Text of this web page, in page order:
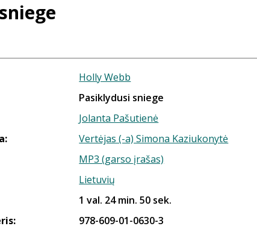
Holly Webb
Pasiklydusi sniege
Jolanta Pašutienė
Vertėjas (-a) Simona Kaziukonytė
MP3 (garso įrašas)
Lietuvių
1 val. 24 min. 50 sek.
978-609-01-0630-3